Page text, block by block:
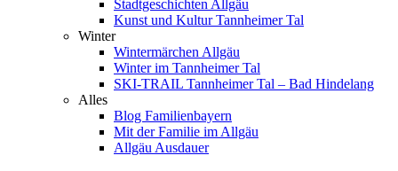
Stadtgeschichten Allgäu
Kunst und Kultur Tannheimer Tal
Winter
Wintermärchen Allgäu
Winter im Tannheimer Tal
SKI-TRAIL Tannheimer Tal – Bad Hindelang
Alles
Blog Familienbayern
Mit der Familie im Allgäu
Allgäu Ausdauer